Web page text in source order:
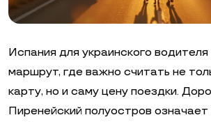
Испания для украинского
маршрут, где важно считать не
карту, но и саму цену поездки.
Пиренейский полуостров